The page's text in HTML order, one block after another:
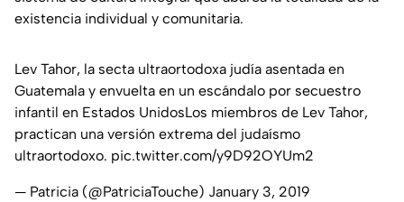
existencia individual y comunitaria.
Lev Tahor, la secta ultraortodoxa judía asentada en
Guatemala y envuelta en un escándalo por secuestro
infantil en Estados UnidosLos miembros de Lev Tahor,
practican una versión extrema del judaísmo
ultraortodoxo. pic.twitter.com/y9D92OYUm2
— Patricia (@PatriciaTouche) January 3, 2019